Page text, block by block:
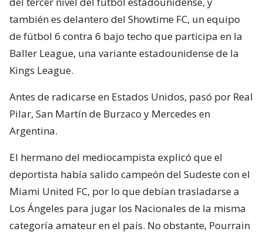
también es delantero del Showtime FC, un equipo
de fútbol 6 contra 6 bajo techo que participa en la
Baller League, una variante estadounidense de la
Kings League.
Antes de radicarse en Estados Unidos, pasó por Real
Pilar, San Martín de Burzaco y Mercedes en
Argentina.
El hermano del mediocampista explicó que el
deportista había salido campeón del Sudeste con el
Miami United FC, por lo que debían trasladarse a
Los Ángeles para jugar los Nacionales de la misma
categoría amateur en el país. No obstante, Pourrain